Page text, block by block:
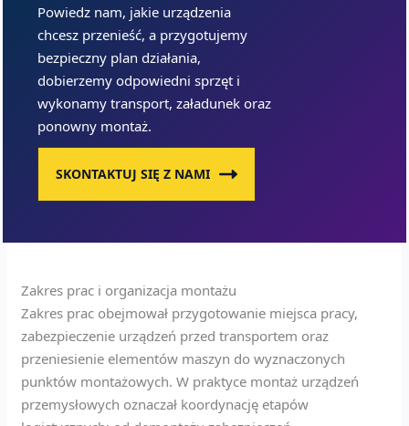
Powiedz nam, jakie urządzenia
chcesz przenieść, a przygotujemy
bezpieczny plan działania,
dobierzemy odpowiedni sprzęt i
wykonamy transport, załadunek oraz
ponowny montaż.
SKONTAKTUJ SIĘ Z NAMI
Zakres prac i organizacja montażu
Zakres prac obejmował przygotowanie miejsca pracy,
zabezpieczenie urządzeń przed transportem oraz
przeniesienie elementów maszyn do wyznaczonych
punktów montażowych. W praktyce montaż urządzeń
przemysłowych oznaczał koordynację etapów